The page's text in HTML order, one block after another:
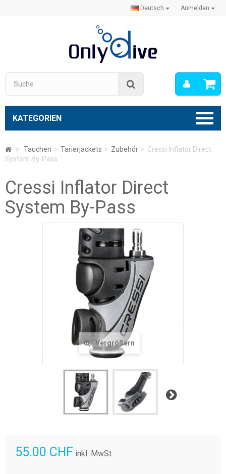
Anmelden
Deutsch
Mein
Konto
KATEGORIEN
> Tauchen > Tarierjackets > Zubehör > Cressi Inflator Direct
System By-Pass
Cressi Inflator Direct
System By-Pass
Vergrößern
Weiter
55.00 CHF inkl. MwSt.